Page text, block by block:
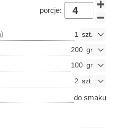
porcje:
1
200
100
2
do smaku